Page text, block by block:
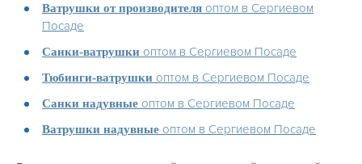
Ватрушки от производителя оптом в Сергиевом
Посаде
Санки-ватрушки оптом в Сергиевом Посаде
Тюбинги-ватрушки оптом в Сергиевом Посаде
Санки надувные оптом в Сергиевом Посаде
Ватрушки надувные оптом в Сергиевом Посаде